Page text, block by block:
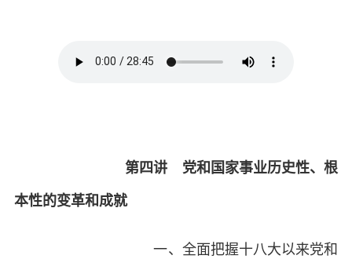
第四讲 党和国家事业历史性、根
本性的变革和成就
一、全面把握十八大以来党和